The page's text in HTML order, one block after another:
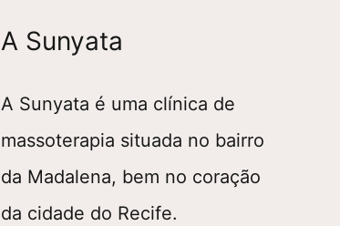
A Sunyata
A Sunyata é uma clínica de
massoterapia situada no bairro
da Madalena, bem no coração
da cidade do Recife.